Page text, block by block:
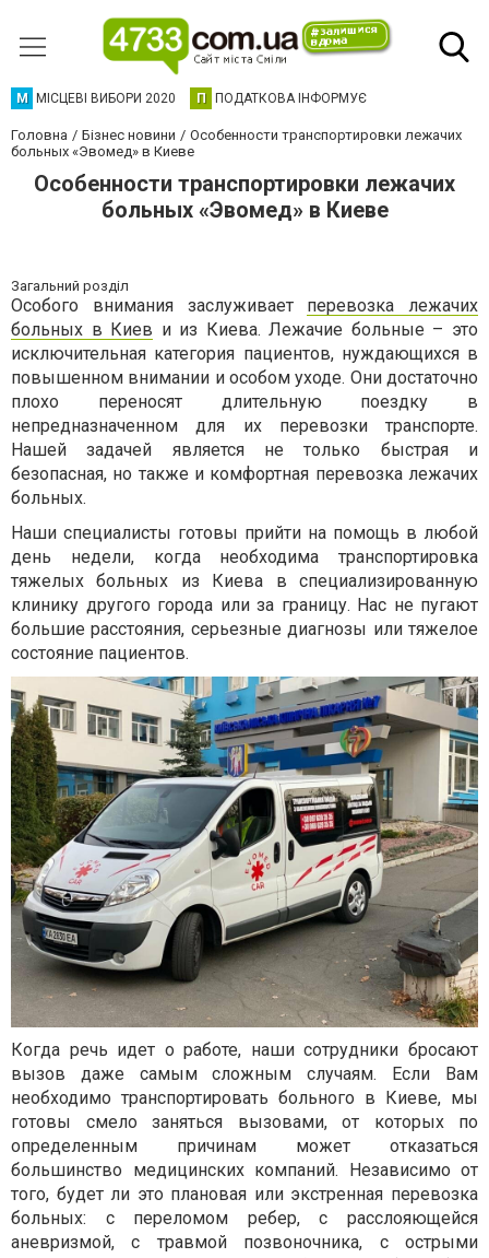
М МІСЦЕВІ ВИБОРИ 2020 П ПОДАТКОВА ІНФОРМУЄ
Головна Бізнес новини
Особенности транспортировки лежачих
больных «Эвомед» в Киеве
Особенности транспортировки лежачих
больных «Эвомед» в Киеве
Загальний розділ
Особого внимания заслуживает перевозка лежачих
больных в Киев и из Киева. Лежачие больные – это
исключительная категория пациентов, нуждающихся в
повышенном внимании и особом уходе. Они достаточно
плохо переносят длительную поездку в
непредназначенном для их перевозки транспорте.
Нашей задачей является не только быстрая и
безопасная, но также и комфортная перевозка лежачих
больных.
Наши специалисты готовы прийти на помощь в любой
день недели, когда необходима транспортировка
тяжелых больных из Киева в специализированную
клинику другого города или за границу. Нас не пугают
большие расстояния, серьезные диагнозы или тяжелое
состояние пациентов.
Когда речь идет о работе, наши сотрудники бросают
вызов даже самым сложным случаям. Если Вам
необходимо транспортировать больного в Киеве, мы
готовы смело заняться вызовами, от которых по
определенным причинам может отказаться
большинство медицинских компаний. Независимо от
того, будет ли это плановая или экстренная перевозка
больных: с переломом ребер, с расслояющейся
аневризмой, с травмой позвоночника, с острыми